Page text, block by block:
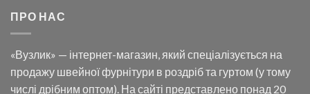
ПРО НАС
«Вузлик» — інтернет-магазин, який спеціалізується на
продажу швейної фурнітури в роздріб та гуртом (у тому
числі дрібним оптом). На сайті представлено понад 20